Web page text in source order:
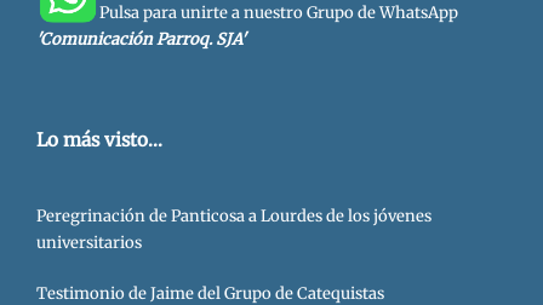
Pulsa para unirte a nuestro Grupo de WhatsApp
'Comunicación Parroq. SJA'
Lo más visto...
Peregrinación de Panticosa a Lourdes de los jóvenes
universitarios
Testimonio de Jaime del Grupo de Catequistas